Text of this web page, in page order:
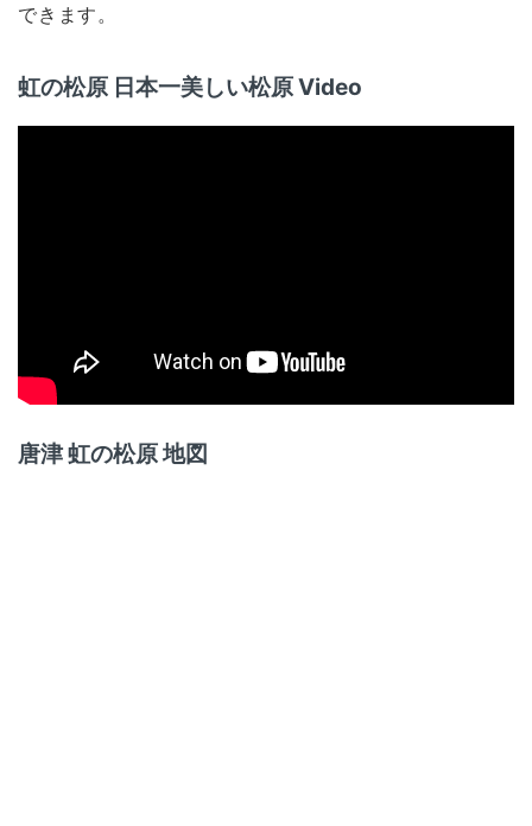
できます。
虹の松原 日本一美しい松原 Video
唐津 虹の松原 地図